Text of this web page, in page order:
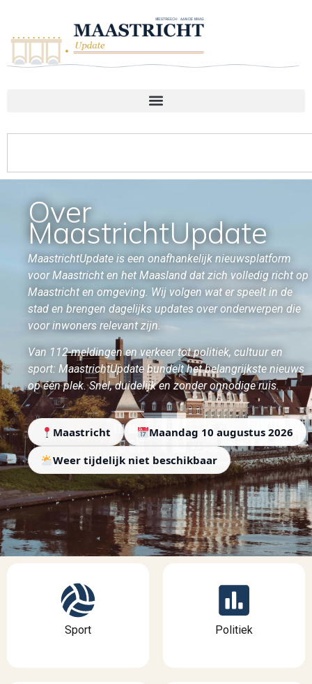
Over
MaastrichtUpdate
MaastrichtUpdate is een onafhankelijk nieuwsplatform
voor Maastricht en het Maasland dat zich volledig richt op
Maastricht en omgeving. Wij volgen wat er speelt in de
stad en brengen dagelijks updates over onderwerpen die
voor inwoners relevant zijn.
Van 112-meldingen en verkeer tot politiek, cultuur en
sport: MaastrichtUpdate bundelt het belangrijkste nieuws
op één plek. Snel, duidelijk en zonder onnodige ruis.
Maastricht
Maandag 10 augustus 2026
Weer tijdelijk niet beschikbaar
Sport Politiek